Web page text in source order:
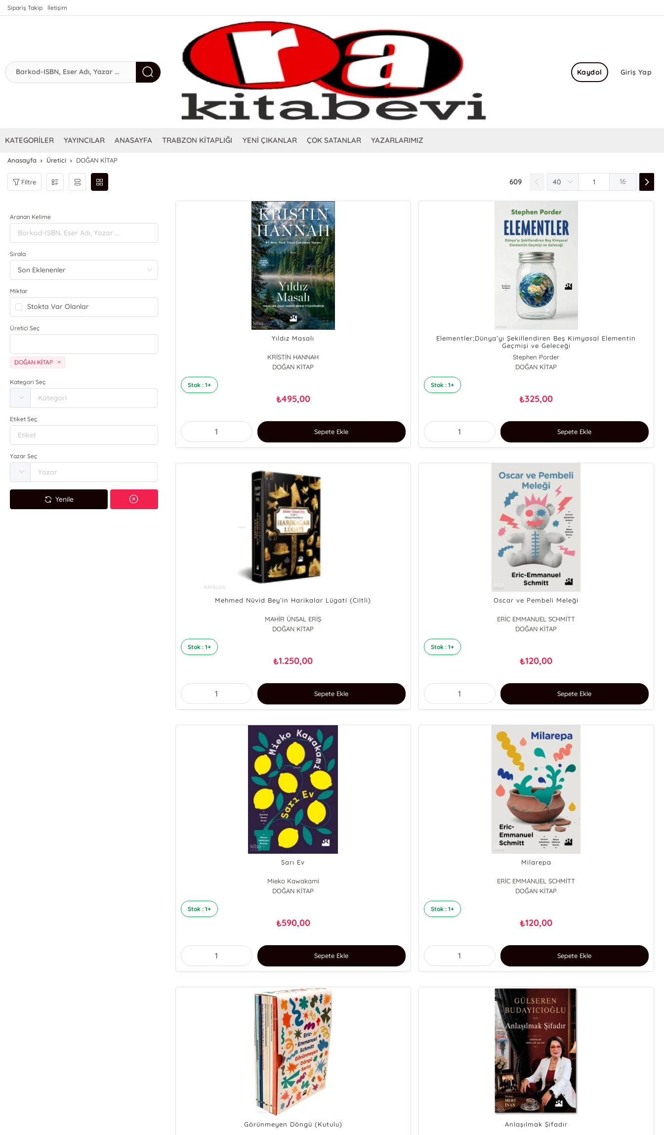
Sipariş Takip İletişim
Giriş Yap
Kaydol
KATEGORİLER YAYINCILAR ANASAYFA TRABZON KİTAPLIĞI YENİ ÇIKANLAR ÇOK SATANLAR YAZARLARIMIZ
Anasayfa Üretici DOĞAN KİTAP
Filtre 609 16
Aranan Kelime
Sırala
Miktar
Stokta Var Olanlar
Üretici Seç
DOĞAN KİTAP
Kategori Seç
Etiket Seç
Yazar Seç
Yenile
Yıldız Masalı
KRİSTİN HANNAH
DOĞAN KİTAP
Stok : 1+
₺495,00
Sepete Ekle
Elementler;Dünya’yı Şekillendiren Beş Kimyasal Elementin
Geçmişi ve Geleceği
Stephen Porder
DOĞAN KİTAP
Stok : 1+
₺325,00
Sepete Ekle
Mehmed Nüvid Bey’in Harikalar Lügati (Ciltli)
MAHİR ÜNSAL ERİŞ
DOĞAN KİTAP
Stok : 1+
₺1.250,00
Sepete Ekle
Oscar ve Pembeli Meleği
ERİC EMMANUEL SCHMİTT
DOĞAN KİTAP
Stok : 1+
₺120,00
Sepete Ekle
Sarı Ev
Mieko Kawakami
DOĞAN KİTAP
Stok : 1+
₺590,00
Sepete Ekle
Milarepa
ERİC EMMANUEL SCHMİTT
DOĞAN KİTAP
Stok : 1+
₺120,00
Sepete Ekle
Görünmeyen Döngü (Kutulu) Anlaşılmak Şifadır